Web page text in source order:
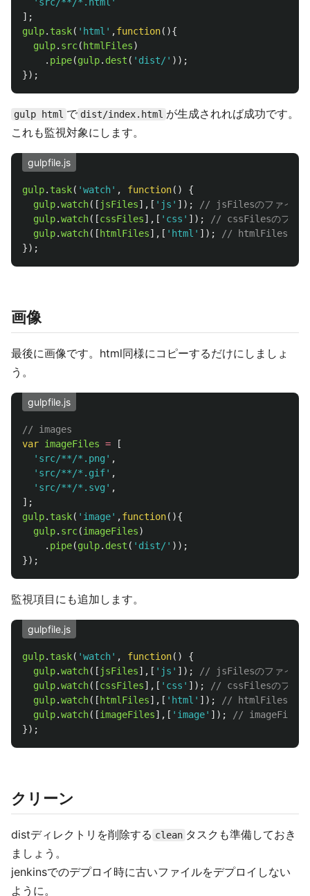
];
gulp. task( ' html ' ,function(){
gulp. src( htmlFiles)
. pipe(gulp. dest ( ' dist/' ));
});
gulp html で dist/index.html が生成されれば成功です。
これも監視対象にします。
gulpfile.js
gulp. task( 'watch' , function()
{
gulp.watch([ jsFiles],[ ' js ' ]);
// jsFilesのファイルが
gulp.watch([cssFiles],[ ' css ' ]);
// cssFilesのファイ
gulp.watch([ htmlFiles],[ ' html ' ]);
// htmlFilesのファ
});
画像
最後に画像です。html同様にコピーするだけにしましょ
う。
gulpfile.js
// images
var imageFiles =
[
' src/**/*.png ' ,
' src/**/*.gif' ,
' src/**/*.svg ' ,
];
gulp. task( ' image' ,function(){
gulp. src(imageFiles)
. pipe(gulp. dest ( ' dist/' ));
});
監視項目にも追加します。
gulpfile.js
gulp. task( 'watch' , function()
{
gulp.watch([ jsFiles],[ ' js ' ]);
// jsFilesのファイルが
gulp.watch([cssFiles],[ ' css ' ]);
// cssFilesのファイ
gulp.watch([ htmlFiles],[ ' html ' ]);
// htmlFilesのファ
gulp.watch([imageFiles],[ ' image' ]);
// imageFilesの
});
クリーン
distディレクトリを削除する clean タスクも準備しておき
ましょう。
jenkinsでのデプロイ時に古いファイルをデプロイしない
ように。